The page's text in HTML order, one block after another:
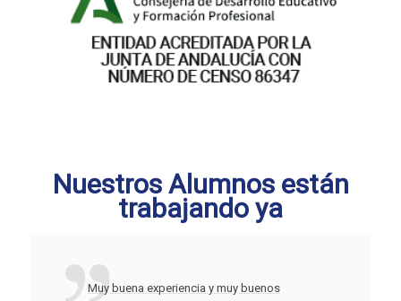
Nuestros Alumnos están
trabajando ya
Muy buena experiencia y muy buenos